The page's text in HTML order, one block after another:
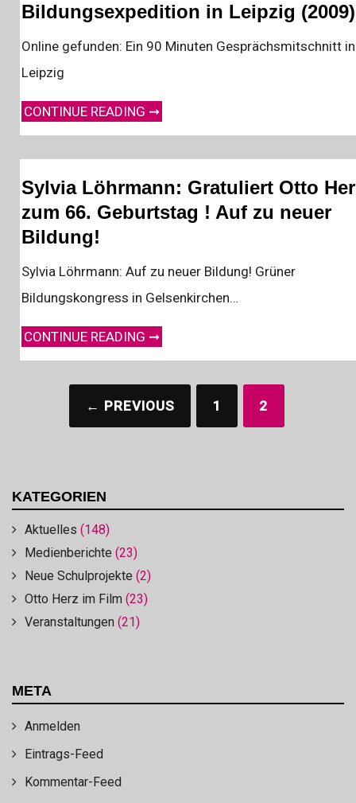
Bildungsexpedition in Leipzig (2009)
Online gefunden: Ein 90 Minuten Gesprächsmitschnitt in
Leipzig
CONTINUE READING ➞
BILDUNGSEXPEDITION IN LEIPZIG (2009)
Sylvia Löhrmann: Gratuliert Otto
zum 66. Geburtstag ! Auf zu neuer
Bildung!
Sylvia Löhrmann: Auf zu neuer Bildung! Grüner
Bildungskongress in Gelsenkirchen…
CONTINUE READING ➞
SYLVIA LÖHRMANN: GRATULIERT OTTO HERZ ZUM 66. GEBURTSTAG ! AUF ZU NEUER BILDUNG!
Beitragsnavigation
← PREVIOUS 1 2
KATEGORIEN
Aktuelles (148)
Medienberichte (23)
Neue Schulprojekte (2)
Otto Herz im Film (23)
Veranstaltungen (21)
META
Anmelden
Eintrags-Feed
Kommentar-Feed